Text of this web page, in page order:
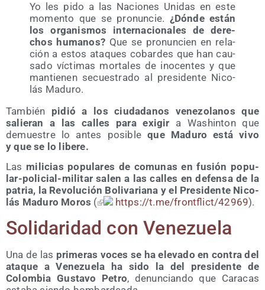
Yo les pido a las Nacio­nes Uni­das en este
momen­to que se pro­nun­cie. ¿Dón­de están
los orga­nis­mos inter­na­cio­na­les de dere­
chos huma­nos?Que se pro­nun­cien en rela­
ción a estos ata­ques cobar­des que han cau­
sa­do víc­ti­mas mor­ta­les de ino­cen­tes y que
man­tie­nen secues­tra­do al pre­si­den­te Nico­
lás Maduro.
Tam­bién pidió a los ciu­da­da­nos vene­zo­la­nos que
salie­ran a las calles para exi­gir a Washin­ton que
demues­tre lo antes posi­bleque Madu­ro está vivo
y que se lo libere.
Las mili­cias popu­la­res de comu­nas en fusión popu­
lar-poli­cial-mili­tar salen a las calles en defen­sa de la
patria, la Revo­lu­ción Boli­va­ria­na y el Pre­si­den­te Nico­
lás Madu­ro Moros ( https://t.me/frontflict/42969).
Soli­da­ri­dad con Venezuela
Una de las pri­me­ras voces se ha ele­va­do en con­tra del
ata­que a Vene­zue­la ha sido la del pre­si­den­te de
Colom­bia Gus­ta­vo Petro, denun­cian­do que Cara­cas